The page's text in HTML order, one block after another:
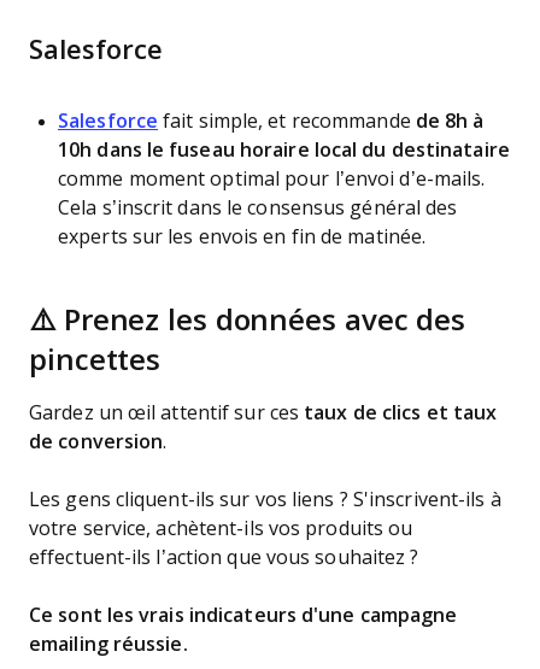
Salesforce
Salesforce fait simple, et recommande de 8h à
10h dans le fuseau horaire local du destinataire
comme moment optimal pour l’envoi d’e-mails.
Cela s’inscrit dans le consensus général des
experts sur les envois en fin de matinée.
⚠️ Prenez les données avec des
pincettes
Gardez un œil attentif sur ces taux de clics et taux
de conversion.
Les gens cliquent-ils sur vos liens ? S'inscrivent-ils à
votre service, achètent-ils vos produits ou
effectuent-ils l’action que vous souhaitez ?
Ce sont les vrais indicateurs d'une campagne
emailing réussie.